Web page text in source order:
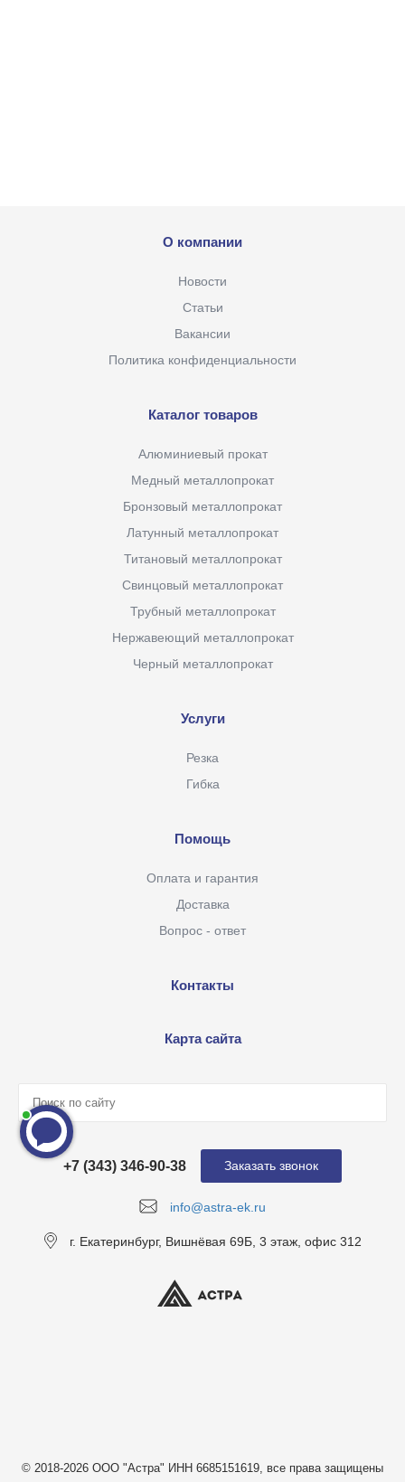
О компании
Новости
Статьи
Вакансии
Политика конфиденциальности
Каталог товаров
Алюминиевый прокат
Медный металлопрокат
Бронзовый металлопрокат
Латунный металлопрокат
Титановый металлопрокат
Свинцовый металлопрокат
Трубный металлопрокат
Нержавеющий металлопрокат
Черный металлопрокат
Услуги
Резка
Гибка
Помощь
Оплата и гарантия
Доставка
Вопрос - ответ
Контакты
Карта сайта
info@astra-ek.ru
+7 (343) 346-90-38
г. Екатеринбург, Вишнёвая 69Б, 3 этаж, офис 312
Заказать звонок
© 2018-2026 ООО "Астра" ИНН 6685151619, все права защищены